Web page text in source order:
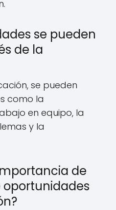
se pueden
de la
se pueden
como la
en equipo, la
y la
de